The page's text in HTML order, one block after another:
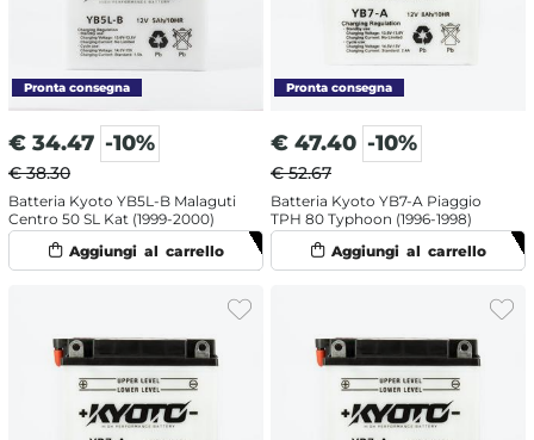
€ 34.47 -10%
€ 38.30
Batteria Kyoto YB5L-B Malaguti
Centro 50 SL Kat (1999-2000)
€ 47.40 -10%
€ 52.67
Batteria Kyoto YB7-A Piaggio
TPH 80 Typhoon (1996-1998)